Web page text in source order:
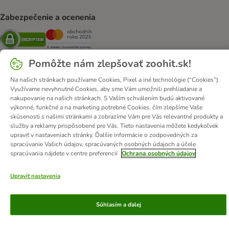
Zabezpečenie a ocenenia
Security Security
O nás Kariéra zooplus Corporate
Impressum
Všeobecné obchodné podmienky
Odstúpiť od zmluvy tu
DSA
Likvidácia odpadov
Kontakt
Poštovné a doba doručenia
Spôsoby platby
Affiliate program
Ochrana osobných údajov
Opt-out
Vyhlásenie o prístupnosti
© zooplus SE 2026
Pomôžte nám zlepšovať zoohit.sk!
Na našich stránkach používame Cookies, Pixel a iné technológie (“Cookies”).
Využívame nevyhnutné Cookies, aby sme Vám umožnili prehliadanie a
nakupovanie na našich stránkach. S Vaším schválením budú aktivované
výkonné, funkčné a na marketing potrebné Cookies, čím zlepšíme Vaše
skúsenosti s našimi stránkami a zobrazíme Vám pre Vás relevantné produkty a
služby a reklamy prispôsobené pre Vás. Tieto nastavenia môžete kedykoľvek
upraviť v nastaveniach stránky. Ďalšie informácie o zodpovedných za
spracúvanie Vašich údajov, spracúvaných osobných údajoch a účele
spracúvania nájdete v centre preferencií Ochrana osobných údajov
Upraviť nastavenia
Súhlasím a ďalej